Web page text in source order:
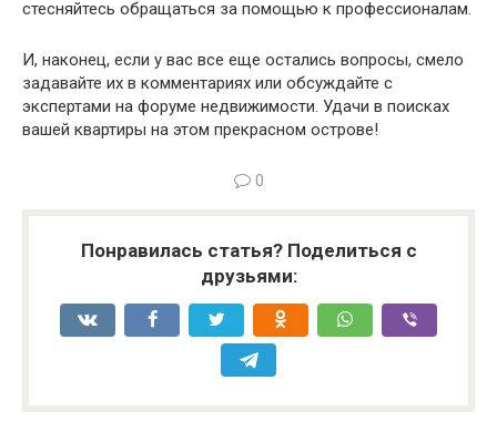
стесняйтесь обращаться за помощью к профессионалам.
И, наконец, если у вас все еще остались вопросы, смело
задавайте их в комментариях или обсуждайте с
экспертами на форуме недвижимости. Удачи в поисках
вашей квартиры на этом прекрасном острове!
0
Понравилась статья? Поделиться с
друзьями: